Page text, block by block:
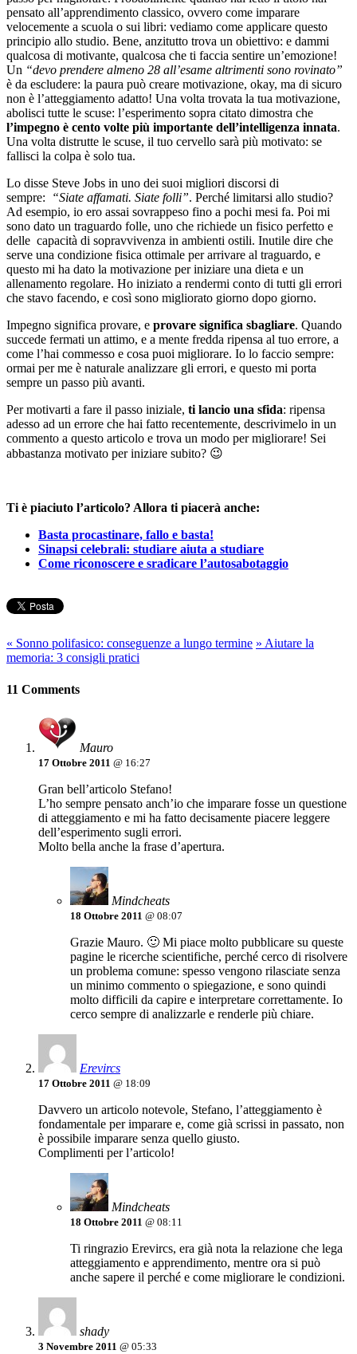
pensato all’apprendimento classico, ovvero come imparare
velocemente a scuola o sui libri: vediamo come applicare questo
principio allo studio. Bene, anzitutto trova un obiettivo: e dammi
qualcosa di motivante, qualcosa che ti faccia sentire un’emozione!
Un “devo prendere almeno 28 all’esame altrimenti sono rovinato”
è da escludere: la paura può creare motivazione, okay, ma di sicuro
non è l’atteggiamento adatto! Una volta trovata la tua motivazione,
abolisci tutte le scuse: l’esperimento sopra citato dimostra che
l’impegno è cento volte più importante dell’intelligenza innata.
Una volta distrutte le scuse, il tuo cervello sarà più motivato: se
fallisci la colpa è solo tua.
Lo disse Steve Jobs in uno dei suoi migliori discorsi di
sempre:
“Siate affamati. Siate folli”. Perché limitarsi allo studio?
Ad esempio, io ero assai sovrappeso fino a pochi mesi fa. Poi mi
sono dato un traguardo folle, uno che richiede un fisico perfetto e
delle capacità di sopravvivenza in ambienti ostili. Inutile dire che
serve una condizione fisica ottimale per arrivare al traguardo, e
questo mi ha dato la motivazione per iniziare una dieta e un
allenamento regolare. Ho iniziato a rendermi conto di tutti gli errori
che stavo facendo, e così sono migliorato giorno dopo giorno.
Impegno significa provare, e provare significa sbagliare. Quando
succede fermati un attimo, e a mente fredda ripensa al tuo errore, a
come l’hai commesso e cosa puoi migliorare. Io lo faccio sempre:
ormai per me è naturale analizzare gli errori, e questo mi porta
sempre un passo più avanti.
Per motivarti a fare il passo iniziale, ti lancio una sfida: ripensa
adesso ad un errore che hai fatto recentemente, descrivimelo in un
commento a questo articolo e trova un modo per migliorare! Sei
abbastanza motivato per iniziare subito? 😉
Ti è piaciuto l’articolo? Allora ti piacerà anche:
Basta procastinare, fallo e basta!
Sinapsi celebrali: studiare aiuta a studiare
Come riconoscere e sradicare l’autosabotaggio
« Sonno polifasico: conseguenze a lungo termine » Aiutare la
memoria: 3 consigli pratici
11 Comments
Mauro
17 Ottobre 2011 @ 16:27
Gran bell’articolo Stefano!
L’ho sempre pensato anch’io che imparare fosse un questione
di atteggiamento e mi ha fatto decisamente piacere leggere
dell’esperimento sugli errori.
Molto bella anche la frase d’apertura.
Mindcheats
18 Ottobre 2011 @ 08:07
Grazie Mauro. 🙂 Mi piace molto pubblicare su queste
pagine le ricerche scientifiche, perché cerco di risolvere
un problema comune: spesso vengono rilasciate senza
un minimo commento o spiegazione, e sono quindi
molto difficili da capire e interpretare correttamente. Io
cerco sempre di analizzarle e renderle più chiare.
Erevircs
17 Ottobre 2011 @ 18:09
Davvero un articolo notevole, Stefano, l’atteggiamento è
fondamentale per imparare e, come già scrissi in passato, non
è possibile imparare senza quello giusto.
Complimenti per l’articolo!
Mindcheats
18 Ottobre 2011 @ 08:11
Ti ringrazio Erevircs, era già nota la relazione che lega
atteggiamento e apprendimento, mentre ora si può
anche sapere il perché e come migliorare le condizioni.
shady
3 Novembre 2011 @ 05:33